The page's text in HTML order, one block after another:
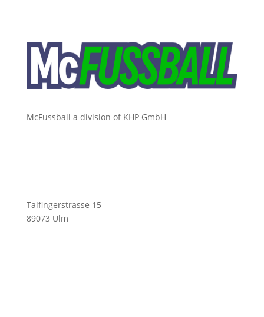
McFussball a division of KHP GmbH
Talfingerstrasse 15
89073 Ulm